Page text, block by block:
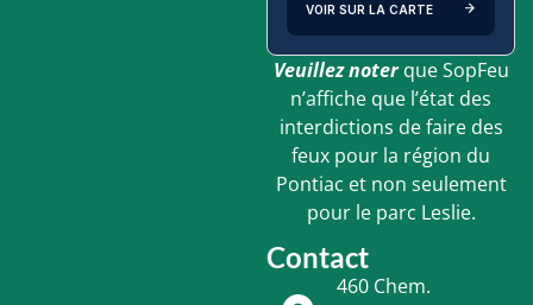
VOIR SUR LA CARTE
Veuillez noter que SopFeu
n’affiche que l’état des
interdictions de faire des
feux pour la région du
Pontiac et non seulement
pour le parc Leslie.
Contact
460 Chem.